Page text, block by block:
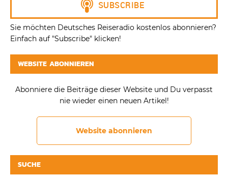
Sie möchten Deutsches Reiseradio kostenlos abonnieren?
Einfach auf "Subscribe" klicken!
WEBSITE ABONNIEREN
Abonniere die Beiträge dieser Website und Du verpasst
nie wieder einen neuen Artikel!
Website abonnieren
SUCHE